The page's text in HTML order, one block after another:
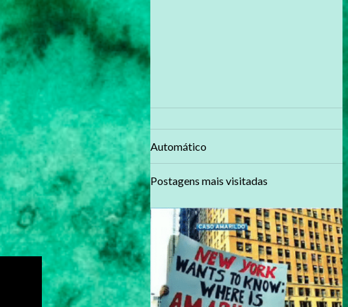
Automático
Postagens mais visitadas